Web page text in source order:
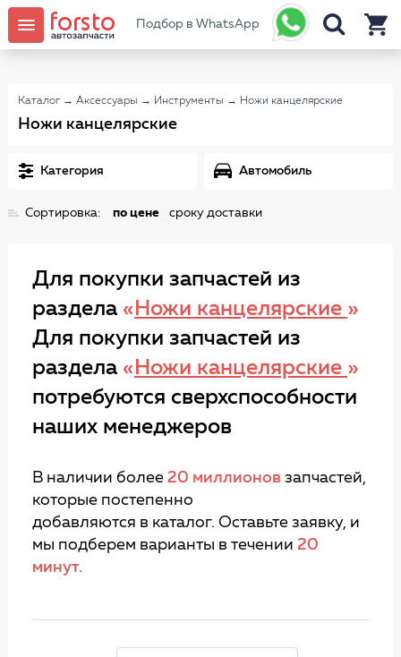
Подбор в WhatsApp
Каталог → Аксессуары → Инструменты → Ножи канцелярские
Ножи канцелярские
Категория Автомобиль
Сортировка: по цене сроку доставки
Для покупки запчастей из
раздела « Ножи канцелярские »
Для покупки запчастей из
раздела « Ножи канцелярские »
потребуются сверхспособности
наших менеджеров
В наличии более 20 миллионов запчастей,
которые постепенно
добавляются в каталог. Оставьте заявку, и
мы подберем варианты в течении 20
минут.